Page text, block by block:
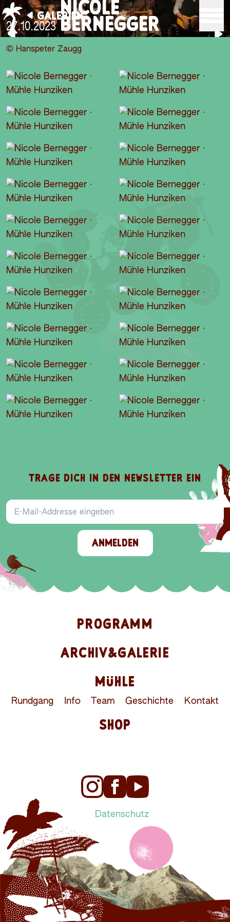
GALERIEN
27.10.2023
NICOLE
BERNEGGER
© Hanspeter Zaugg
TRAGE DICH IN DEN NEWSLETTER EIN
E-Mail-Addresse
ANMELDEN
PROGRAMM
ARCHIV&GALERIE
MÜHLE
Rundgang Info Team Geschichte Kontakt
SHOP
Datenschutz